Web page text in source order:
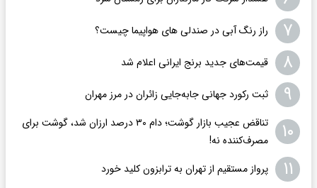
۷ راز رنگ آبی در صندلی های هواپیما چیست؟
۸ قیمت‌های جدید برنج ایرانی اعلام شد
۹ ثبت رکورد جهانی جابه‌جایی زائران در مرز مهران
۱۰
تناقض عجیب بازار گوشت؛ دام ۳۰ درصد ارزان شد، گوشت برای
مصرف‌کننده نه!
۱۱ پرواز مستقیم از تهران به ترابزون کلید خورد